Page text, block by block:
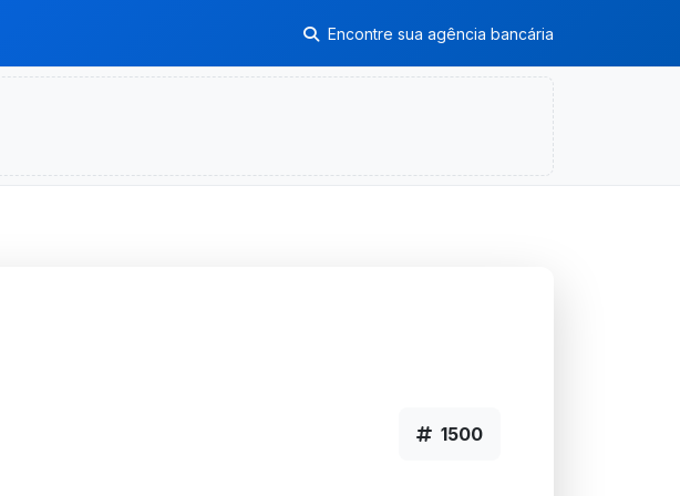
Encontre sua agência bancária
1500